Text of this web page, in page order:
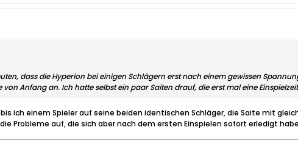
dass die Hyperion bei einigen Schlägern erst nach einem gewissen
von Anfang an. Ich hatte selbst ein paar Saiten drauf, die erst mal eine
ich einem Spieler auf seine beiden identischen Schläger, die Saite mit
Probleme auf, die sich aber nach dem ersten Einspielen sofort erledigt